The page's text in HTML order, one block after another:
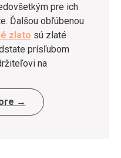
pre ich
Ďalšou obľúbenou
zlato sú zlaté
prísľubom
na
→